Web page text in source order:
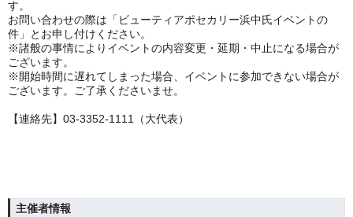
す。
お問い合わせの際は「ビューティアポセカリー浜中氏イベントの
件」とお申し付けください。
※諸般の事情によりイベントの内容変更・延期・中止になる場合が
ございます。
※開始時間に遅れてしまった場合、イベントに参加できない場合が
ございます。ご了承くださいませ。
【連絡先】03-3352-1111（大代表）
主催者情報